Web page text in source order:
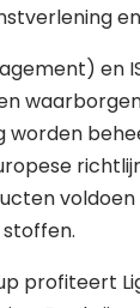
en
worden
profiteert